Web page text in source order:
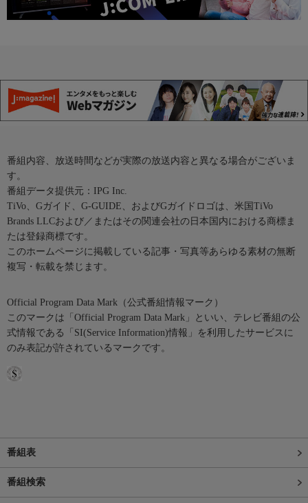
番組内容、放送時間などが実際の放送内容と異なる場合がございま
す。
番組データ提供元：IPG Inc.
TiVo、Gガイド、G-GUIDE、およびGガイドロゴは、米国TiVo
Brands LLCおよび／またはその関連会社の日本国内における商標ま
たは登録商標です。
このホームページに掲載している記事・写真等あらゆる素材の無断
複写・転載を禁じます。
Official Program Data Mark（公式番組情報マーク）
このマークは「Official Program Data Mark」といい、テレビ番組の公
式情報である「SI(Service Information)情報」を利用したサービスに
のみ表記が許されているマークです。
番組表
番組検索